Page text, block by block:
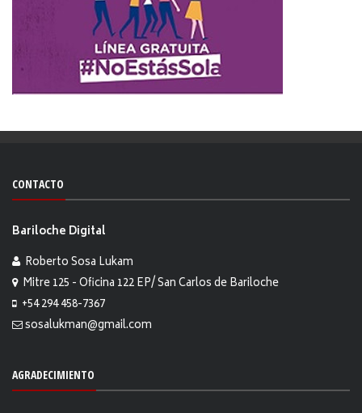
CONTACTO
Bariloche Digital
Roberto Sosa Lukam
Mitre 125 - Oficina 122 EP/ San Carlos de Bariloche
+54 294 458-7367
sosalukman@gmail.com
AGRADECIMIENTO